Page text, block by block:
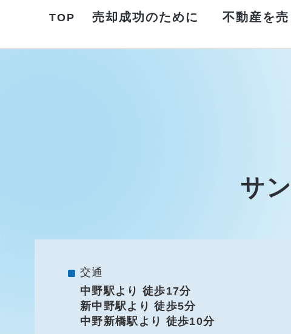
TOP 売却成功のために 不動産を
サ
交通
中野駅より 徒歩17分
新中野駅より 徒歩5分
中野新橋駅より 徒歩10分